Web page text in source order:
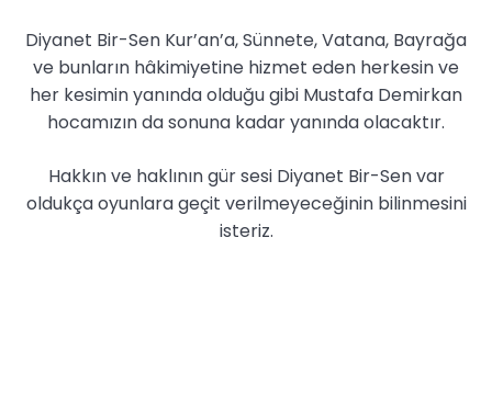
Diyanet Bir-Sen Kur’an’a, Sünnete, Vatana, Bayrağa
ve bunların hâkimiyetine hizmet eden herkesin ve
her kesimin yanında olduğu gibi Mustafa Demirkan
hocamızın da sonuna kadar yanında olacaktır.
Hakkın ve haklının gür sesi Diyanet Bir-Sen var
oldukça oyunlara geçit verilmeyeceğinin bilinmesini
isteriz.